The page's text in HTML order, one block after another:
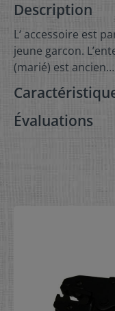
Description
L‘ accessoire est
jeune garcon.
(marié) est ancien…
Évaluations